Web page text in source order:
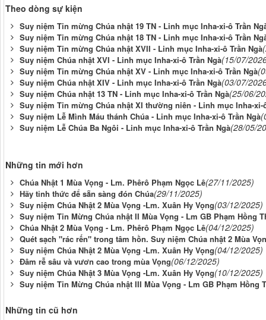
Theo dòng sự kiện
Suy niệm Tin mừng Chúa nhật 19 TN - Linh mục Inha-xi-ô Trần
Suy niệm Tin mừng Chúa nhật 18 TN - Linh mục Inha-xi-ô Trần
Suy niệm Tin mừng Chúa nhật XVII - Linh mục Inha-xi-ô Trần Ngà
Suy niệm Chúa nhật XVI - Linh mục Inha-xi-ô Trần Ngà(15/07/
Suy niệm Tin mừng Chúa nhật XV - Linh mục Inha-xi-ô Trần Ngà
Suy niệm Chúa nhật XIV - Linh mục Inha-xi-ô Trần Ngà(03/07/
Suy niệm Chúa nhật 13 TN - Linh mục Inha-xi-ô Trần Ngà(25/06/
Suy niệm Tin mừng Chúa nhật XI thường niên - Linh mục Inha-xi-
Suy niệm Lễ Mình Máu thánh Chúa - Linh mục Inha-xi-ô Trần Ngà
Suy niệm Lễ Chúa Ba Ngôi - Linh mục Inha-xi-ô Trần Ngà(28/05/
Những tin mới hơn
Chúa Nhật 1 Mùa Vọng - Lm. Phêrô Phạm Ngọc Lê(27/11/2025)
Hãy tỉnh thức để sẵn sàng đón Chúa(29/11/2025)
Suy niệm Chúa Nhật 2 Mùa Vọng -Lm. Xuân Hy Vọng(03/12/2025)
Suy niệm Tin Mừng Chúa nhật II Mùa Vọng - Lm GB Phạm Hồng
Chúa Nhật 2 Mùa Vọng - Lm. Phêrô Phạm Ngọc Lê(04/12/2025)
Quét sạch "rác rến" trong tâm hồn. Suy niệm Chúa nhật 2 Mùa
Suy niệm Chúa Nhật 2 Mùa Vọng -Lm. Xuân Hy Vọng(04/12/2025)
Đâm rễ sâu và vươn cao trong mùa Vọng(06/12/2025)
Suy niệm Chúa Nhật 3 Mùa Vọng -Lm. Xuân Hy Vọng(10/12/2025)
Suy niệm Tin Mừng Chúa nhật III Mùa Vọng - Lm GB Phạm Hồng
Những tin cũ hơn